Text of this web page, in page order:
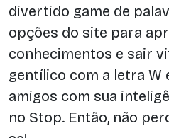
divertido game de
opções do site para
conhecimentos e sair
gentílico com a letra W
amigos com sua
no Stop. Então, não